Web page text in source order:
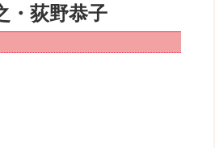
・荻野恭子